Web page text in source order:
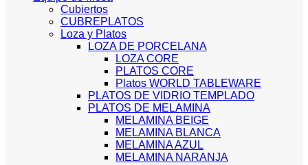
Cubiertos
CUBREPLATOS
Loza y Platos
LOZA DE PORCELANA
LOZA CORE
PLATOS CORE
Platos WORLD TABLEWARE
PLATOS DE VIDRIO TEMPLADO
PLATOS DE MELAMINA
MELAMINA BEIGE
MELAMINA BLANCA
MELAMINA AZUL
MELAMINA NARANJA